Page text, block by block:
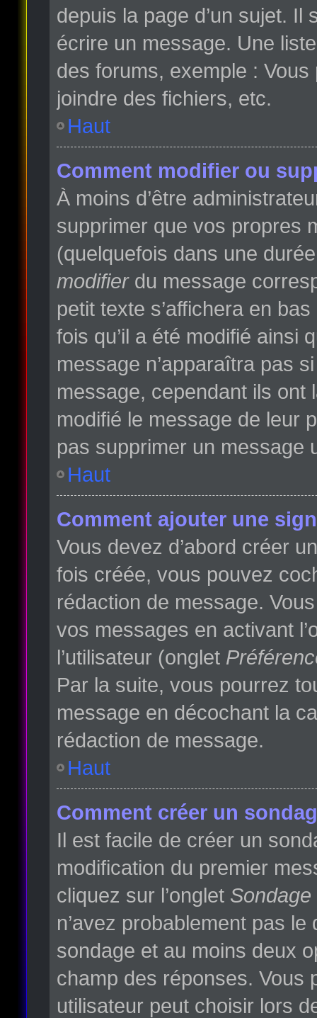
depuis la page d’un sujet.
écrire un message. Une
des forums, exemple : Vous
joindre des fichiers, etc.
Haut
Comment modifier ou
À moins d’être
supprimer que vos propres
(quelquefois dans une
modifierdu message
petit texte s’affichera en
fois qu’il a été modifié ainsi
message n’apparaîtra pas
message, cependant ils ont
modifié le message de leur
pas supprimer un message
Haut
Comment ajouter une
Vous devez d’abord créer
fois créée, vous pouvez
rédaction de message.
vos messages en activant
l’utilisateur (onglet
Par la suite, vous pourrez
message en décochant la
rédaction de message.
Haut
Comment créer un
Il est facile de créer un
modification du premier
cliquez sur l’onglet Sondage
n’avez probablement pas
sondage et au moins deux
champ des réponses. Vous
utilisateur peut choisir lors